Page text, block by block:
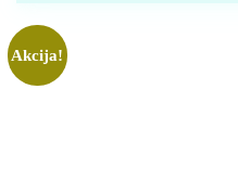
Akcija!